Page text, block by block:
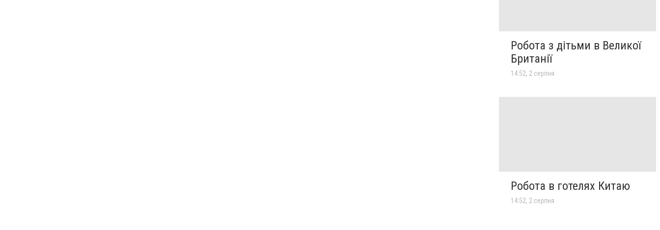
Робота з дітьми в Великої
Британії
14:52, 2 серпня
Робота в готелях Китаю
14:52, 2 серпня